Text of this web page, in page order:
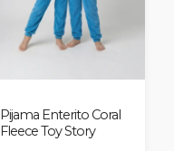
Pijama Enterito Coral
Fleece Toy Story